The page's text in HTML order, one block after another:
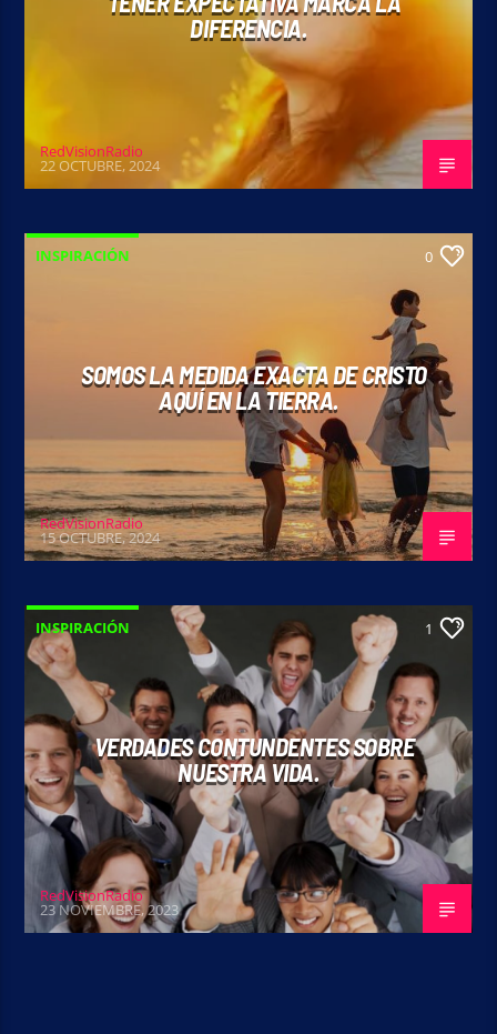
DIFERENCIA.
RedVisionRadio
22 OCTUBRE, 2024
INSPIRACIÓN 0
SOMOS LA MEDIDA EXACTA DE CRISTO
AQUÍ EN LA TIERRA.
RedVisionRadio
15 OCTUBRE, 2024
INSPIRACIÓN 1
VERDADES CONTUNDENTES SOBRE
NUESTRA VIDA.
RedVisionRadio
23 NOVIEMBRE, 2023